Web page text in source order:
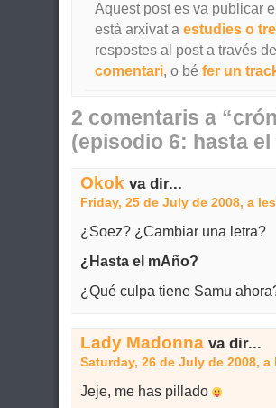
Aquest post es va publicar
està arxivat a estudies o
respostes al post a través
comentari, o bé fer un
2 comentaris a
(episodio 6: hasta el
Okokva dir...
Friday, 25 de July de 2008, a
¿Soez? ¿Cambiar una letra?
¿Hasta el mAño?
¿Qué culpa tiene Samu
Lady Madonnava dir...
Saturday, 26 de July de 2008, a
Jeje, me has pillado